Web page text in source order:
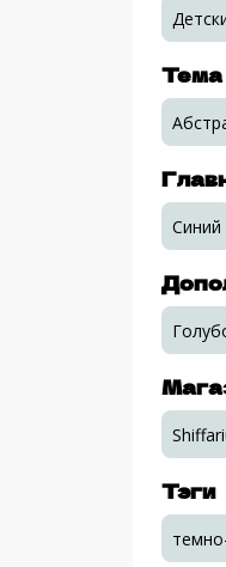
Тема
Синий
Тэги